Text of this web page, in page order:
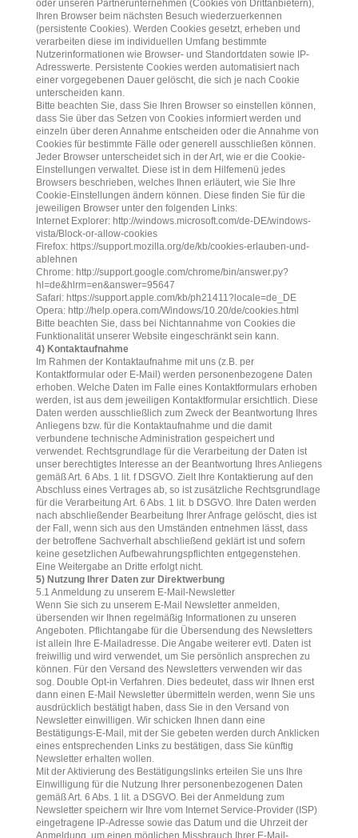
oder unseren Partnerunternehmen (Cookies von Drittanbietern),
Ihren Browser beim nächsten Besuch wiederzuerkennen
(persistente Cookies). Werden Cookies gesetzt, erheben und
verarbeiten diese im individuellen Umfang bestimmte
Nutzerinformationen wie Browser- und Standortdaten sowie IP-
Adresswerte. Persistente Cookies werden automatisiert nach
einer vorgegebenen Dauer gelöscht, die sich je nach Cookie
unterscheiden kann.
Bitte beachten Sie, dass Sie Ihren Browser so einstellen können,
dass Sie über das Setzen von Cookies informiert werden und
einzeln über deren Annahme entscheiden oder die Annahme von
Cookies für bestimmte Fälle oder generell ausschließen können.
Jeder Browser unterscheidet sich in der Art, wie er die Cookie-
Einstellungen verwaltet. Diese ist in dem Hilfemenü jedes
Browsers beschrieben, welches Ihnen erläutert, wie Sie Ihre
Cookie-Einstellungen ändern können. Diese finden Sie für die
jeweiligen Browser unter den folgenden Links:
Internet Explorer: http://windows.microsoft.com/de-DE/windows-
vista/Block-or-allow-cookies
Firefox: https://support.mozilla.org/de/kb/cookies-erlauben-und-
ablehnen
Chrome: http://support.google.com/chrome/bin/answer.py?
hl=de&hlrm=en&answer=95647
Safari: https://support.apple.com/kb/ph21411?locale=de_DE
Opera: http://help.opera.com/Windows/10.20/de/cookies.html
Bitte beachten Sie, dass bei Nichtannahme von Cookies die
Funktionalität unserer Website eingeschränkt sein kann.
4) Kontaktaufnahme
Im Rahmen der Kontaktaufnahme mit uns (z.B. per
Kontaktformular oder E-Mail) werden personenbezogene Daten
erhoben. Welche Daten im Falle eines Kontaktformulars erhoben
werden, ist aus dem jeweiligen Kontaktformular ersichtlich. Diese
Daten werden ausschließlich zum Zweck der Beantwortung Ihres
Anliegens bzw. für die Kontaktaufnahme und die damit
verbundene technische Administration gespeichert und
verwendet. Rechtsgrundlage für die Verarbeitung der Daten ist
unser berechtigtes Interesse an der Beantwortung Ihres Anliegens
gemäß Art. 6 Abs. 1 lit. f DSGVO. Zielt Ihre Kontaktierung auf den
Abschluss eines Vertrages ab, so ist zusätzliche Rechtsgrundlage
für die Verarbeitung Art. 6 Abs. 1 lit. b DSGVO. Ihre Daten werden
nach abschließender Bearbeitung Ihrer Anfrage gelöscht, dies ist
der Fall, wenn sich aus den Umständen entnehmen lässt, dass
der betroffene Sachverhalt abschließend geklärt ist und sofern
keine gesetzlichen Aufbewahrungspflichten entgegenstehen.
Eine Weitergabe an Dritte erfolgt nicht.
5) Nutzung Ihrer Daten zur Direktwerbung
5.1 Anmeldung zu unserem E-Mail-Newsletter
Wenn Sie sich zu unserem E-Mail Newsletter anmelden,
übersenden wir Ihnen regelmäßig Informationen zu unseren
Angeboten. Pflichtangabe für die Übersendung des Newsletters
ist allein Ihre E-Mailadresse. Die Angabe weiterer evtl. Daten ist
freiwillig und wird verwendet, um Sie persönlich ansprechen zu
können. Für den Versand des Newsletters verwenden wir das
sog. Double Opt-in Verfahren. Dies bedeutet, dass wir Ihnen erst
dann einen E-Mail Newsletter übermitteln werden, wenn Sie uns
ausdrücklich bestätigt haben, dass Sie in den Versand von
Newsletter einwilligen. Wir schicken Ihnen dann eine
Bestätigungs-E-Mail, mit der Sie gebeten werden durch Anklicken
eines entsprechenden Links zu bestätigen, dass Sie künftig
Newsletter erhalten wollen.
Mit der Aktivierung des Bestätigungslinks erteilen Sie uns Ihre
Einwilligung für die Nutzung Ihrer personenbezogenen Daten
gemäß Art. 6 Abs. 1 lit. a DSGVO. Bei der Anmeldung zum
Newsletter speichern wir Ihre vom Internet Service-Provider (ISP)
eingetragene IP-Adresse sowie das Datum und die Uhrzeit der